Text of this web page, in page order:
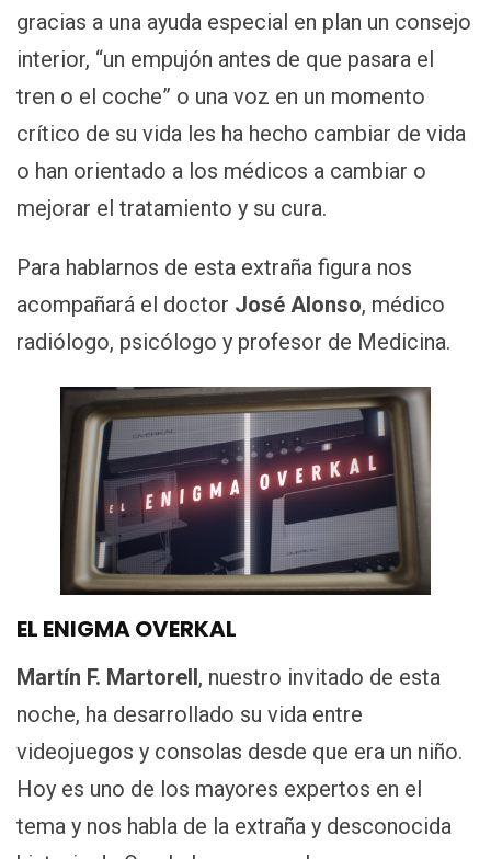
gracias a una ayuda especial en plan un consejo
interior, “un empujón antes de que pasara el
tren o el coche” o una voz en un momento
crítico de su vida les ha hecho cambiar de vida
o han orientado a los médicos a cambiar o
mejorar el tratamiento y su cura.
Para hablarnos de esta extraña figura nos
acompañará el doctor José Alonso, médico
radiólogo, psicólogo y profesor de Medicina.
EL ENIGMA OVERKAL
Martín F. Martorell, nuestro invitado de esta
noche, ha desarrollado su vida entre
videojuegos y consolas desde que era un niño.
Hoy es uno de los mayores expertos en el
tema y nos habla de la extraña y desconocida